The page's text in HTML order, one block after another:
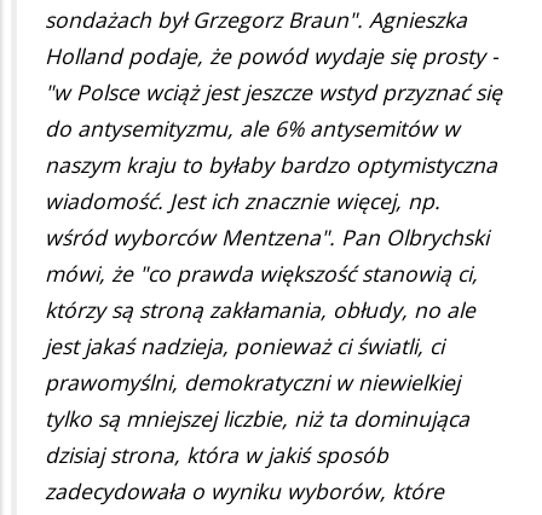
sondażach był Grzegorz Braun". Agnieszka
Holland podaje, że powód wydaje się prosty -
"w Polsce wciąż jest jeszcze wstyd przyznać się
do antysemityzmu, ale 6% antysemitów w
naszym kraju to byłaby bardzo optymistyczna
wiadomość. Jest ich znacznie więcej, np.
wśród wyborców Mentzena". Pan Olbrychski
mówi, że "co prawda większość stanowią ci,
którzy są stroną zakłamania, obłudy, no ale
jest jakaś nadzieja, ponieważ ci światli, ci
prawomyślni, demokratyczni w niewielkiej
tylko są mniejszej liczbie, niż ta dominująca
dzisiaj strona, która w jakiś sposób
zadecydowała o wyniku wyborów, które